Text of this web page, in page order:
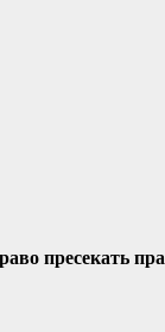
пресекать